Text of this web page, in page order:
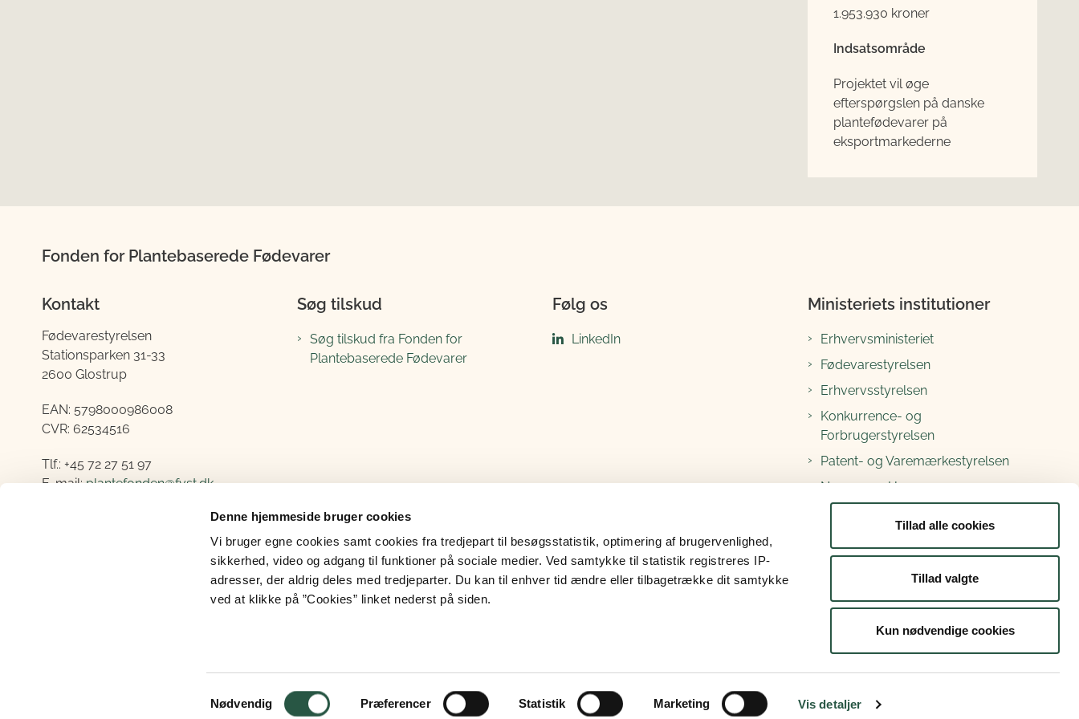
Denne hjemmeside bruger cookies
Vi bruger egne cookies samt cookies fra tredjepart til besøgsstatistik, optimering af brugervenlighed,
sikkerhed, video og adgang til funktioner på sociale medier. Ved samtykke til statistik registreres IP-
adresser, der aldrig deles med tredjeparter. Du kan til enhver tid ændre eller tilbagetrække dit samtykke
ved at klikke på ”Cookies” linket nederst på siden.
Samtykkevalg
Nødvendig Præferencer Statistik Marketing Vis detaljer
Tillad alle cookies
Tillad valgte
Kun nødvendige cookies
1.953.930 kroner
Indsatsområde
Projektet vil øge
efterspørgslen på danske
plantefødevarer på
eksportmarkederne
Fonden for Plantebaserede Fødevarer
Kontakt
Fødevarestyrelsen
Stationsparken 31-33
2600 Glostrup
EAN: 5798000986008
CVR: 62534516
Tlf.: +45 72 27 51 97
E-mail:plantefonden@fvst.dk
Mandag - fredag 08:30-14:00
Søg tilskud
Søg tilskud fra Fonden for
Plantebaserede Fødevarer
Følg os
LinkedIn
Ministeriets institutioner
Erhvervsministeriet
Fødevarestyrelsen
Erhvervsstyrelsen
Konkurrence- og
Forbrugerstyrelsen
Patent- og Varemærkestyrelsen
Nævnenes Hus
Kontakt Plantefonden